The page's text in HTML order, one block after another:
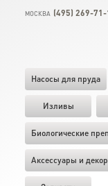
МОСКВА (495) 269-
Насосы для пруда
Изливы
Биологические
Аксессуары и декор